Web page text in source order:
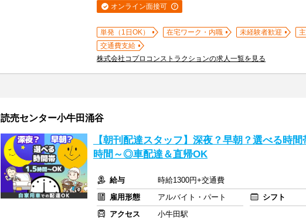
オンライン面接可
単発（1日OK） 在宅ワーク・内職 未経験者歓迎
交通費支給
株式会社コプロコンストラクションの求人一覧を見る
読売センター小牛田涌谷
【朝刊配達スタッフ】深夜？早朝？選べる時
時間～◎車配達＆直帰OK
給与
時給1300円+交通費
雇用形態
アルバイト・パート シフト
アクセス
小牛田駅